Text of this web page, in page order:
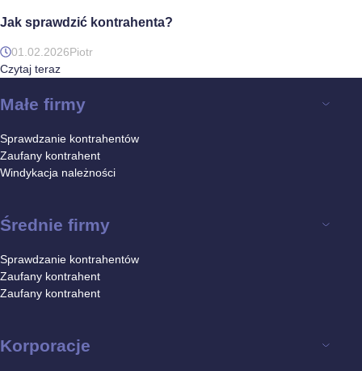
Jak sprawdzić kontrahenta?
01.02.2026Piotr
Czytaj teraz
Małe firmy
Sprawdzanie kontrahentów
Zaufany kontrahent
Windykacja należności
Średnie firmy
Sprawdzanie kontrahentów
Zaufany kontrahent
Zaufany kontrahent
Korporacje